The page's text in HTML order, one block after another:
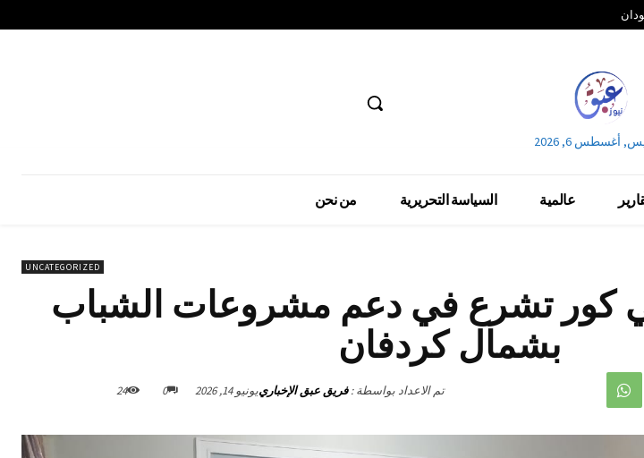
أغسطس 6, 2026
عالمية السياسة التحريرية من نحن
UNCATEGORIZED
كور تشرع في دعم مشروعات الشباب
بشمال كردفان
تم الاعداد بواسطة : فريق عبق الإخبارييونيو 14, 2026 0
24